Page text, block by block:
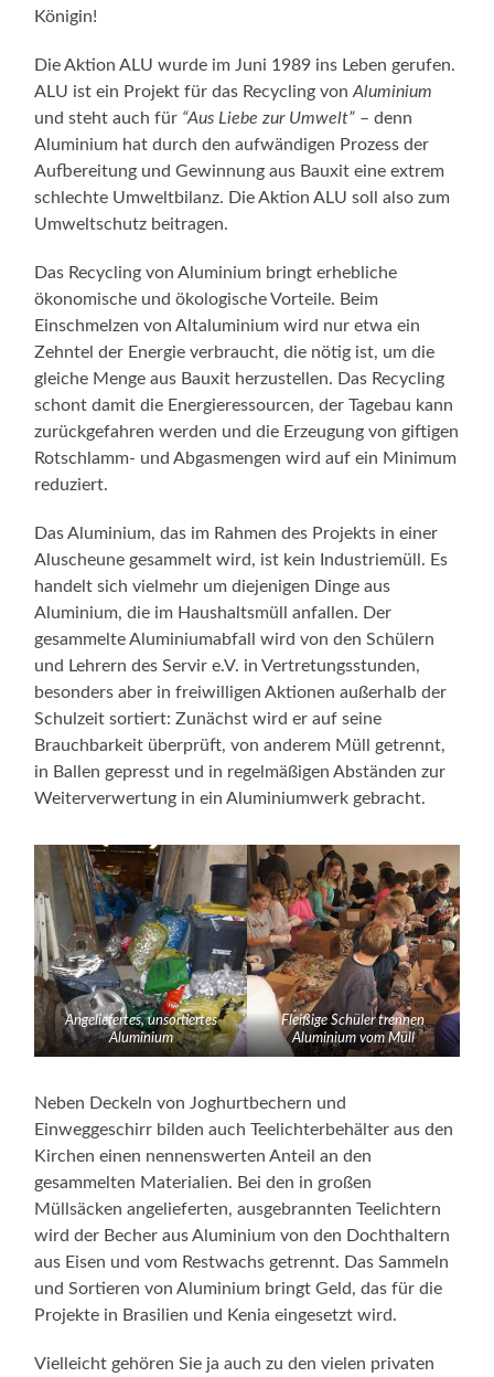
Königin!
Die Aktion ALU wurde im Juni 1989 ins Leben gerufen.
ALU ist ein Projekt für das Recycling vonAluminium
und steht auch für “Aus Liebe zur Umwelt” – denn
Aluminium hat durch den aufwändigen Prozess der
Aufbereitung und Gewinnung aus Bauxit eine extrem
schlechte Umweltbilanz. Die Aktion ALU soll also zum
Umweltschutz beitragen.
Das Recycling von Aluminium bringt erhebliche
ökonomische und ökologische Vorteile. Beim
Einschmelzen von Altaluminium wird nur etwa ein
Zehntel der Energie verbraucht, die nötig ist, um die
gleiche Menge aus Bauxit herzustellen. Das Recycling
schont damit die Energieressourcen, der Tagebau kann
zurückgefahren werden und die Erzeugung von giftigen
Rotschlamm- und Abgasmengen wird auf ein Minimum
reduziert.
Das Aluminium, das im Rahmen des Projekts in einer
Aluscheune gesammelt wird, ist kein Industriemüll. Es
handelt sich vielmehr um diejenigen Dinge aus
Aluminium, die im Haushaltsmüll anfallen. Der
gesammelte Aluminiumabfall wird von den Schülern
und Lehrern des Servir e.V. in Vertretungsstunden,
besonders aber in freiwilligen Aktionen außerhalb der
Schulzeit sortiert: Zunächst wird er auf seine
Brauchbarkeit überprüft, von anderem Müll getrennt,
in Ballen gepresst und in regelmäßigen Abständen zur
Weiterverwertung in ein Aluminiumwerk gebracht.
Angeliefertes, unsortiertes
Aluminium
Fleißige Schüler trennen
Aluminium vom Müll
Neben Deckeln von Joghurtbechern und
Einweggeschirr bilden auch Teelichterbehälter aus den
Kirchen einen nennenswerten Anteil an den
gesammelten Materialien. Bei den in großen
Müllsäcken angelieferten, ausgebrannten Teelichtern
wird der Becher aus Aluminium von den Dochthaltern
aus Eisen und vom Restwachs getrennt. Das Sammeln
und Sortieren von Aluminium bringt Geld, das für die
Projekte in Brasilien und Kenia eingesetzt wird.
Vielleicht gehören Sie ja auch zu den vielen privaten